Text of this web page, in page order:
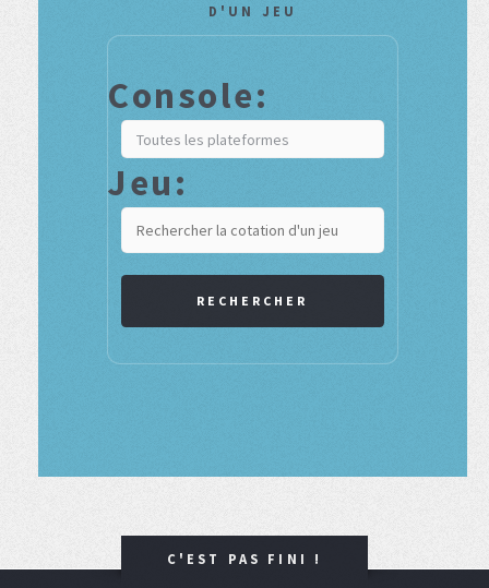
D'UN JEU
Console:
Jeu:
RECHERCHER
C'EST PAS FINI !